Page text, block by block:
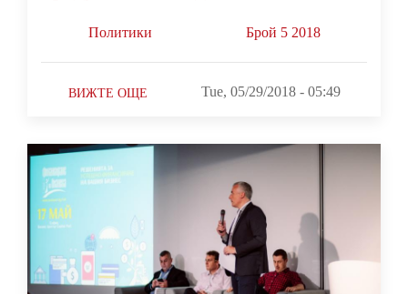
Политики Брой 5 2018
ВИЖТЕ ОЩЕ Tue, 05/29/2018 - 05:49